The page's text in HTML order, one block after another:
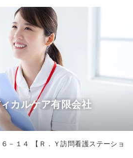
円
憩60分）
詳細を見る
カルケア有限会社
－１４ 【Ｒ．Ｙ訪問看護ステーショ